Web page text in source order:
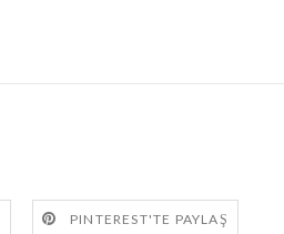
PINTEREST'TE PAYLAŞ